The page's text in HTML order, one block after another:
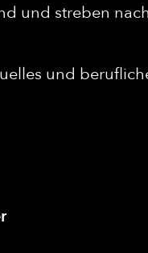
und streben
und